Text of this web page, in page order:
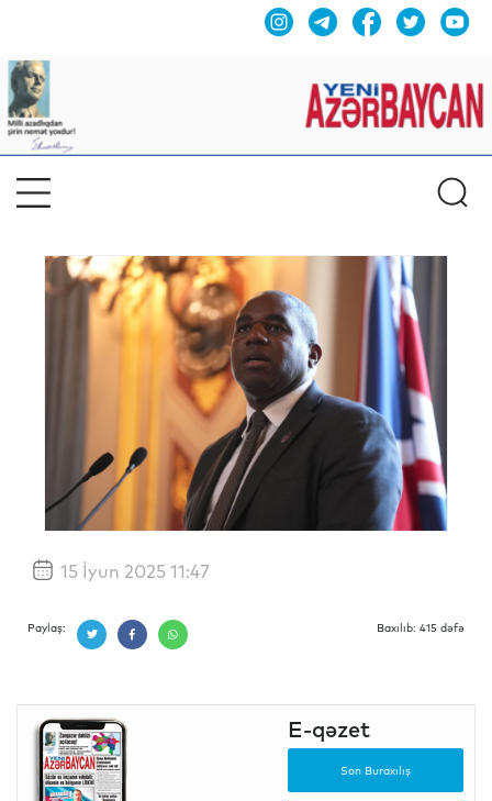
15 İyun 2025 11:47
Paylaş: Baxılıb: 415 dəfə
E-qəzet
Son Buraxılış